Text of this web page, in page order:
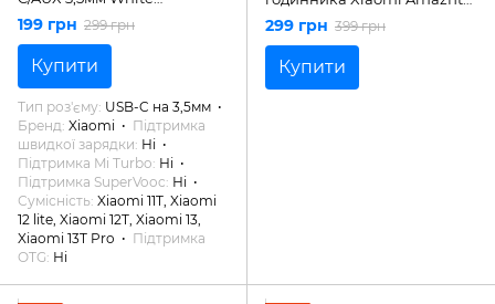
ORIGINAL
199 грн 299 грн
Купити
Тип роз'єму USB-C на 3,5мм
Бренд Xiaomi
Підтримка
швидкої зарядки Ні
Підтримка Mi Turbo Ні
Підтримка SuperVooc Ні
Сумісність Xiaomi 11T, Xiaomi
12 lite, Xiaomi 12T, Xiaomi 13,
Xiaomi 13T Pro
Підтримка
OTG Ні
Bip / Bip Lite / Bip SU / GTS
GTS 2 / GTS 2e / GTS 2 mini /
GTS 3 / Pop / Pop U / 20 мм
299 грн 399 грн
Купити